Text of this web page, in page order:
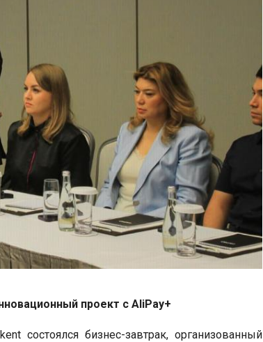
проект с AliPay+
состоялся бизнес-завтрак, организованный